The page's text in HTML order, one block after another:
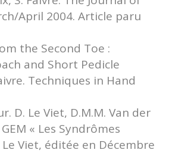
April 2004. Article paru
the Second Toe :
and Short Pedicle
Techniques in Hand
D. Le Viet, D.M.M. Van der
« Les Syndrômes
Viet, éditée en Décembre